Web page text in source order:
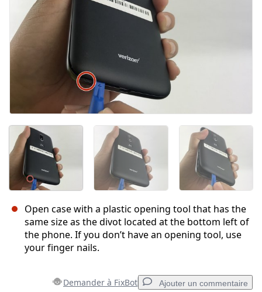
Open case with a plastic opening tool that has the
same size as the divot located at the bottom left of
the phone. If you don’t have an opening tool, use
your finger nails.
Demander à FixBot Ajouter un commentaire